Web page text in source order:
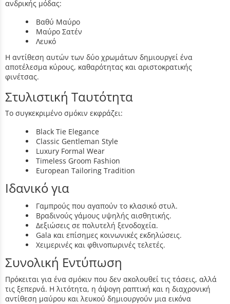
ανδρικής μόδας:
Βαθύ Μαύρο
Μαύρο Σατέν
Λευκό
Η αντίθεση αυτών των δύο χρωμάτων δημιουργεί ένα
αποτέλεσμα κύρους, καθαρότητας και αριστοκρατικής
φινέτσας.
Στυλιστική Ταυτότητα
Το συγκεκριμένο σμόκιν εκφράζει:
Black Tie Elegance
Classic Gentleman Style
Luxury Formal Wear
Timeless Groom Fashion
European Tailoring Tradition
Ιδανικό για
Γαμπρούς που αγαπούν το κλασικό στυλ.
Βραδινούς γάμους υψηλής αισθητικής.
Δεξιώσεις σε πολυτελή ξενοδοχεία.
Gala και επίσημες κοινωνικές εκδηλώσεις.
Χειμερινές και φθινοπωρινές τελετές.
Συνολική Εντύπωση
Πρόκειται για ένα σμόκιν που δεν ακολουθεί τις τάσεις, αλλά
τις ξεπερνά. Η λιτότητα, η άψογη ραπτική και η διαχρονική
αντίθεση μαύρου και λευκού δημιουργούν μια εικόνα